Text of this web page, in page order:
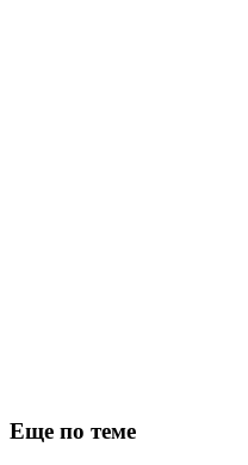
Еще по теме